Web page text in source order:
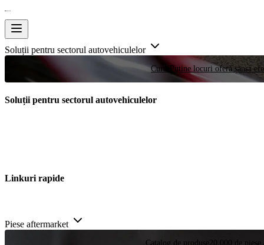
Soluții pentru sectorul autovehiculelor
Curse Puține locuri oferă șansa
Soluții pentru sectorul autovehiculelor
Linkuri rapide
Piese aftermarket
Catalog de produse 20.000 de